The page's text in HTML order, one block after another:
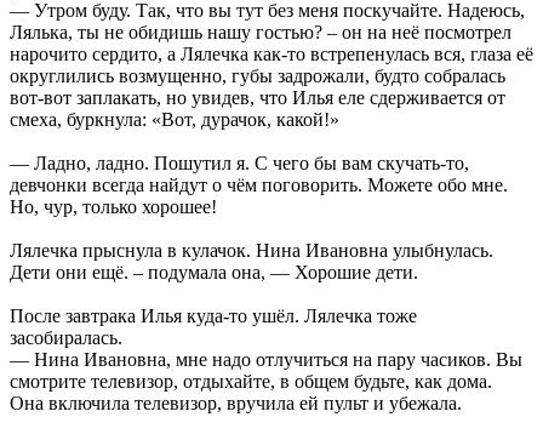
— Утром буду. Так, что вы тут без меня поскучайте. Надеюсь,
Лялька, ты не обидишь нашу гостью? – он на неё посмотрел
нарочито сердито, а Лялечка как-то встрепенулась вся, глаза её
округлились возмущенно, губы задрожали, будто собралась
вот-вот заплакать, но увидев, что Илья еле сдерживается от
смеха, буркнула: «Вот, дурачок, какой!»
— Ладно, ладно. Пошутил я. С чего бы вам скучать-то,
девчонки всегда найдут о чём поговорить. Можете обо мне.
Но, чур, только хорошее!
Лялечка прыснула в кулачок. Нина Ивановна улыбнулась.
Дети они ещё. – подумала она, — Хорошие дети.
После завтрака Илья куда-то ушёл. Лялечка тоже
засобиралась.
— Нина Ивановна, мне надо отлучиться на пару часиков. Вы
смотрите телевизор, отдыхайте, в общем будьте, как дома.
Она включила телевизор, вручила ей пульт и убежала.